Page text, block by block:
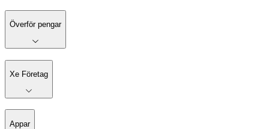
Överför pengar
Xe Företag
Appar